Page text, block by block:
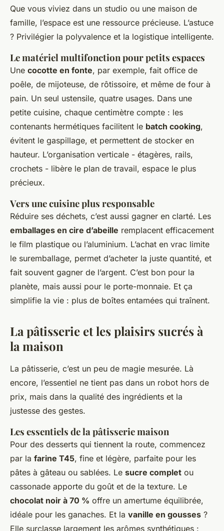
Que vous viviez dans un studio ou une maison de
famille, l’espace est une ressource précieuse. L’astuce
? Privilégier la polyvalence et la logistique intelligente.
Le matériel multifonction pour petits espaces
Une cocotte en fonte, par exemple, fait office de
poêle, de mijoteuse, de rôtissoire, et même de four à
pain. Un seul ustensile, quatre usages. Dans une
petite cuisine, chaque centimètre compte : les
contenants hermétiques facilitent le batch cooking,
évitent le gaspillage, et permettent de stocker en
hauteur. L’organisation verticale - étagères, rails,
crochets - libère le plan de travail, espace le plus
précieux.
Vers une cuisine plus responsable
Réduire ses déchets, c’est aussi gagner en clarté. Les
emballages en cire d’abeille remplacent efficacement
le film plastique ou l’aluminium. L’achat en vrac limite
le suremballage, permet d’acheter la juste quantité, et
fait souvent gagner de l’argent. C’est bon pour la
planète, mais aussi pour le porte-monnaie. Et ça
simplifie la vie : plus de boîtes entamées qui traînent.
La pâtisserie et les plaisirs sucrés à
la maison
La pâtisserie, c’est un peu de magie mesurée. Là
encore, l’essentiel ne tient pas dans un robot hors de
prix, mais dans la qualité des ingrédients et la
justesse des gestes.
Les essentiels de la pâtisserie maison
Pour des desserts qui tiennent la route, commencez
par la farine T45, fine et légère, parfaite pour les
pâtes à gâteau ou sablées. Le sucre complet ou
cassonade apporte du goût et de la texture. Le
chocolat noir à 70 % offre un amertume équilibrée,
idéale pour les ganaches. Et la vanille en gousses ?
Elle surclasse largement les arômes synthétiques :